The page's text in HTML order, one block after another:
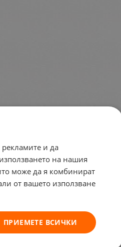
и да
на нашия
може да я комбинират
от вашето използване
ПРИЕМЕТЕ ВСИЧКИ